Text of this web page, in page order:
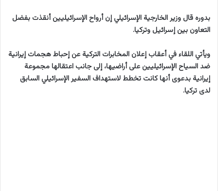
بدوره قال وزير الخارجية الإسرائيلي إن أرواح الإسرائيليين أنقذت بفضل
التعاون بين إسرائيل وتركيا.
ويأتي اللقاء في أعقاب إعلان المخابرات التركية عن إحباط هجمات إيرانية
ضد السياح الإسرائيليين على أراضيها، إلى جانب اعتقالها مجموعة
إيرانية بدعوى أنها كانت تخطط لاستهداف السفير الإسرائيلي السابق
لدى تركيا.